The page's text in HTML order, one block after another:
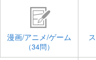
漫画/アニメ/ゲーム
（34問）